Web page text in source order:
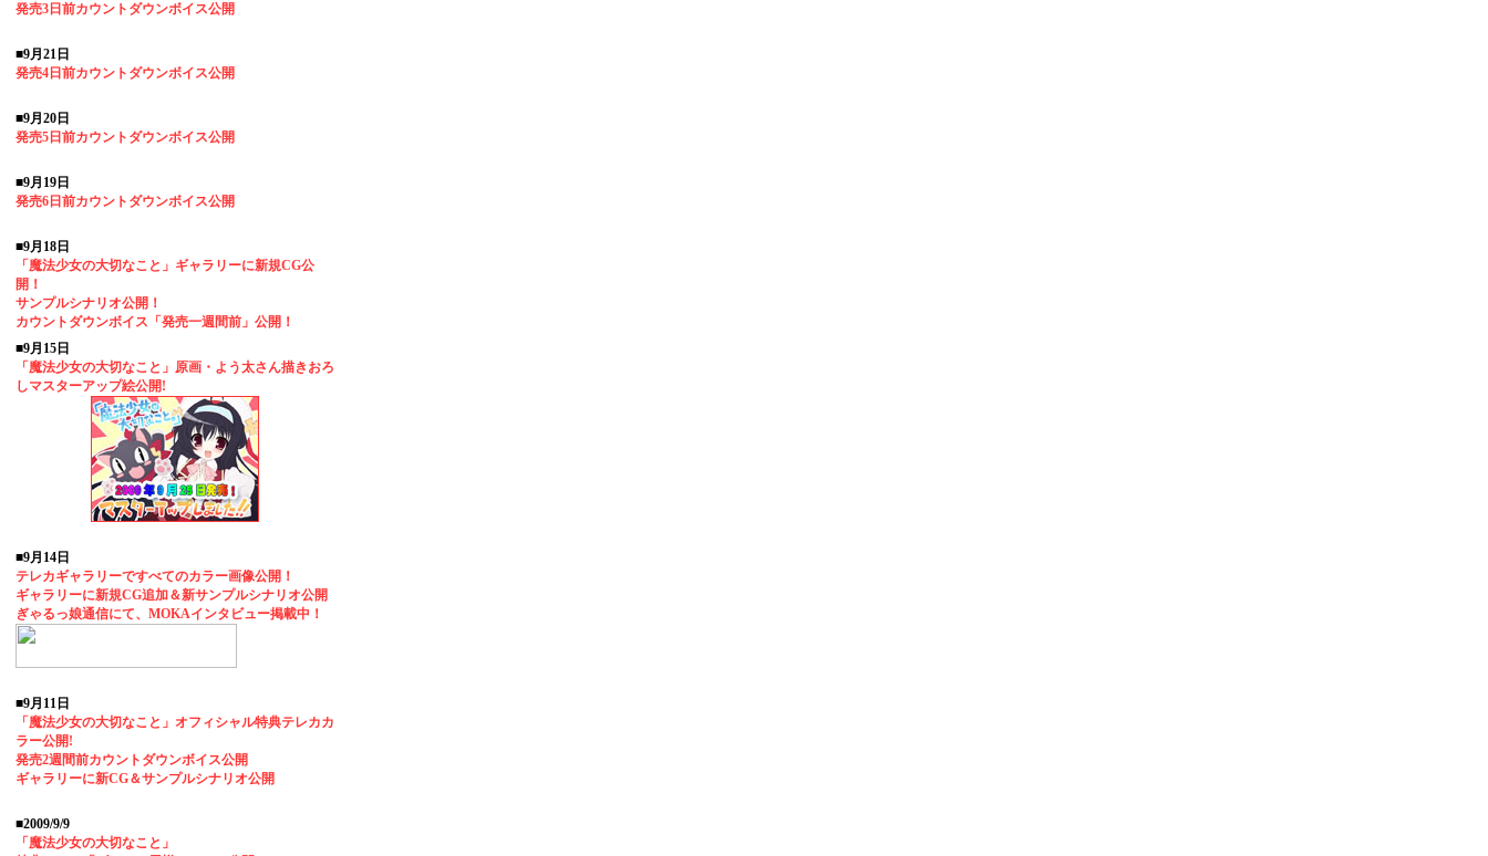
発売3日前カウントダウンボイス公開
■9月21日
発売4日前カウントダウンボイス公開
■9月20日
発売5日前カウントダウンボイス公開
■9月19日
発売6日前カウントダウンボイス公開
■9月18日
「魔法少女の大切なこと」ギャラリーに新規CG公
開！
サンプルシナリオ公開！
カウントダウンボイス「発売一週間前」公開！
■9月15日
「魔法少女の大切なこと」原画・よう太さん描きおろ
しマスターアップ絵公開!
■9月14日
テレカギャラリーですべてのカラー画像公開！
ギャラリーに新規CG追加＆新サンプルシナリオ公開
ぎゃるっ娘通信にて、MOKAインタビュー掲載中！
■9月11日
「魔法少女の大切なこと」オフィシャル特典テレカカ
ラー公開!
発売2週間前カウントダウンボイス公開
ギャラリーに新CG＆サンプルシナリオ公開
■2009/9/9
「魔法少女の大切なこと」